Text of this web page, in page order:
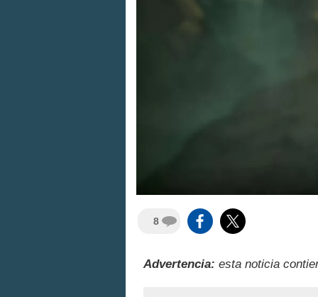
8
Advertencia: esta noticia